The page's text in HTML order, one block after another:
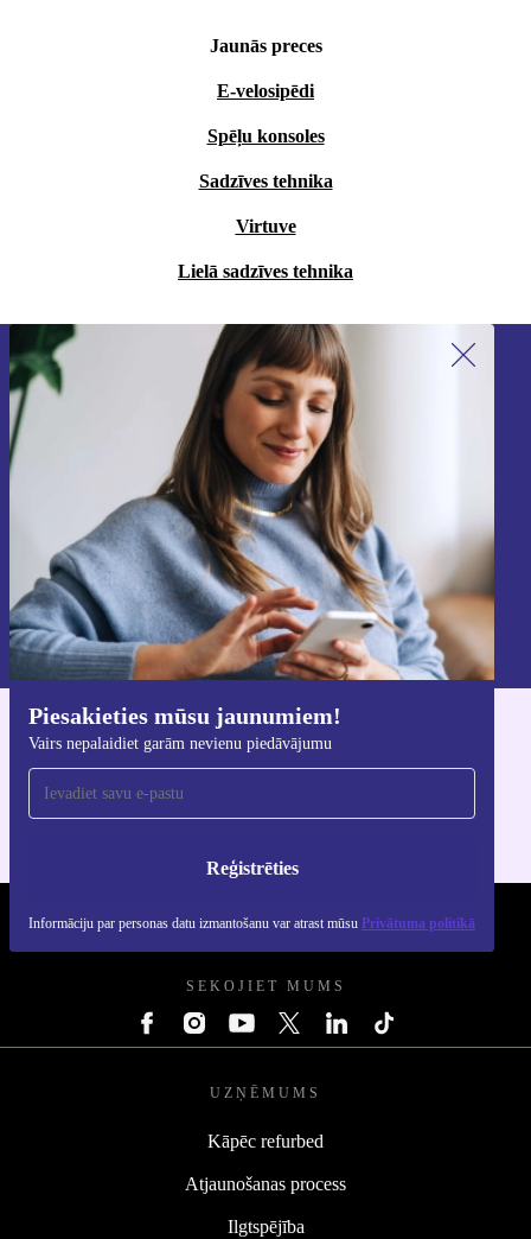
Jaunās preces
E-velosipēdi
Spēļu konsoles
Sadzīves tehnika
Virtuve
Lielā sadzīves tehnika
Piesakieties mūsu jaunumiem!
Vairs nepalaidiet garām nevienu piedāvājumu
Reģistrēties
Informāciju par personas datu izmantošanu var atrast mūsu Privātuma politikā
Piesakieties mūsu jaunumu
saņemšanai!
Nekad vairs nepalaidiet garām nevienu
piedāvājumu.
Reģistrēties
Informāciju par personas datu izmantošanu varat atrast mūsu
Privātuma politikā.
Lejupielādējiet refurbed lietotni
iOS un Android ierīcēm
REFURBED - RETHINK NEW.
SEKOJIET MUMS
UZŅĒMUMS
Kāpēc refurbed
Atjaunošanas process
Ilgtspējība